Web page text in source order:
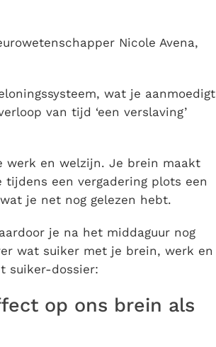
Nicole Avena,
wat je aanmoedigt
van tijd ‘een verslaving’
werk en welzijn. Je brein maakt
een vergadering plots een
je net nog gelezen hebt.
je na het middaguur nog
wat suiker met je brein, werk en
suiker-dossier:
op ons brein als